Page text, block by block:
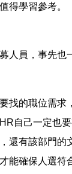
得學習參考。
人員，事先也
找的職位需求
自己一定也
還有該部門的
能確保人選符